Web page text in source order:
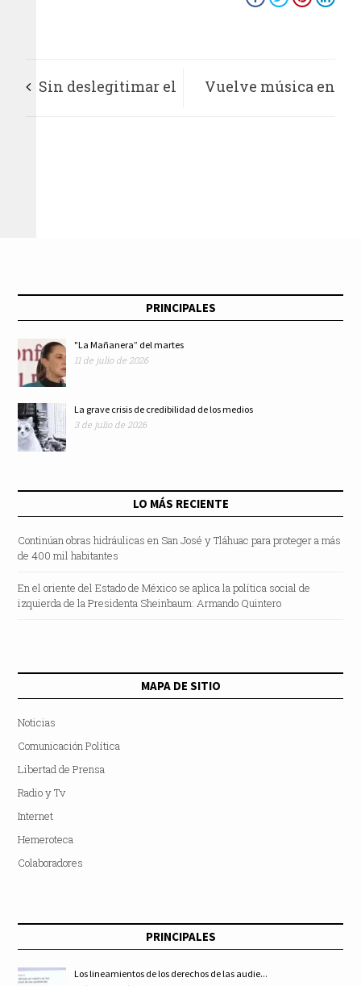
Sin deslegitimar el Vuelve música en
PRINCIPALES
"La Mañanera” del martes
11 de julio de 2026
La grave crisis de credibilidad de los medios
3 de julio de 2026
LO MÁS RECIENTE
Continúan obras hidráulicas en San José y Tláhuac para proteger a más
de 400 mil habitantes
En el oriente del Estado de México se aplica la política social de
izquierda de la Presidenta Sheinbaum: Armando Quintero
MAPA DE SITIO
Noticias
Comunicación Política
Libertad de Prensa
Radio y Tv
Internet
Hemeroteca
Colaboradores
PRINCIPALES
Los lineamientos de los derechos de las audie...